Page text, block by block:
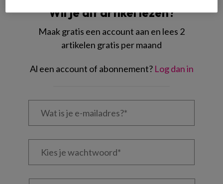
Wil je dit artikel lezen?
Maak gratis een account aan en lees 2
artikelen gratis per maand
Al een account of abonnement? Log dan in
Wat
Kies
wachtwoord*
Kies